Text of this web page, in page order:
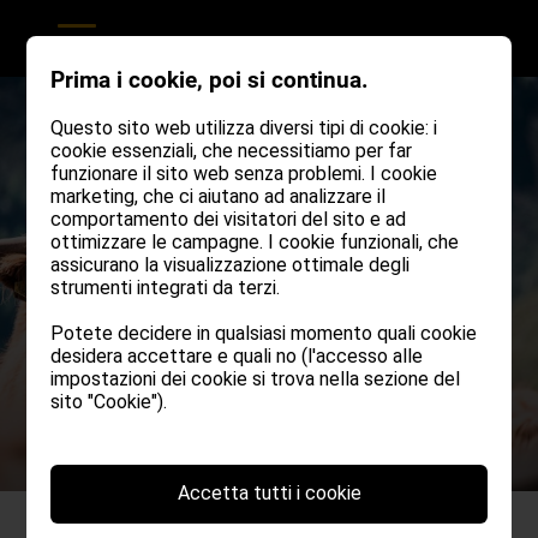
Prima i cookie, poi si continua.
Questo sito web utilizza diversi tipi di cookie: i
cookie essenziali, che necessitiamo per far
funzionare il sito web senza problemi. I cookie
marketing, che ci aiutano ad analizzare il
comportamento dei visitatori del sito e ad
ottimizzare le campagne. I cookie funzionali, che
assicurano la visualizzazione ottimale degli
strumenti integrati da terzi.
Potete decidere in qualsiasi momento quali cookie
desidera accettare e quali no (l'accesso alle
impostazioni dei cookie si trova nella sezione del
sito "Cookie").
Accetta tutti i cookie